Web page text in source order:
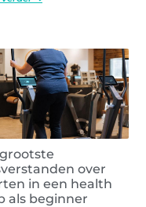
over
in een health
als beginner